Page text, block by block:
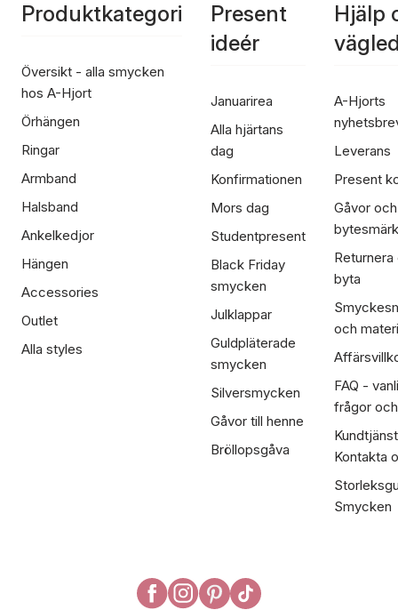
Produktkategori
Översikt - alla smycken
hos A-Hjort
Örhängen
Ringar
Armband
Halsband
Ankelkedjor
Hängen
Accessories
Outlet
Alla styles
Present
ideér
Januarirea
Alla hjärtans
dag
Konfirmationen
Mors dag
Studentpresent
Black Friday
smycken
Julklappar
Guldpläterade
smycken
Silversmycken
Gåvor till henne
Bröllopsgåva
Hjälp
A-Hjorts
Leverans
Present
Gåvor och
Returnera
byta
och
FAQ -
frågor
Kontakta
Smycken